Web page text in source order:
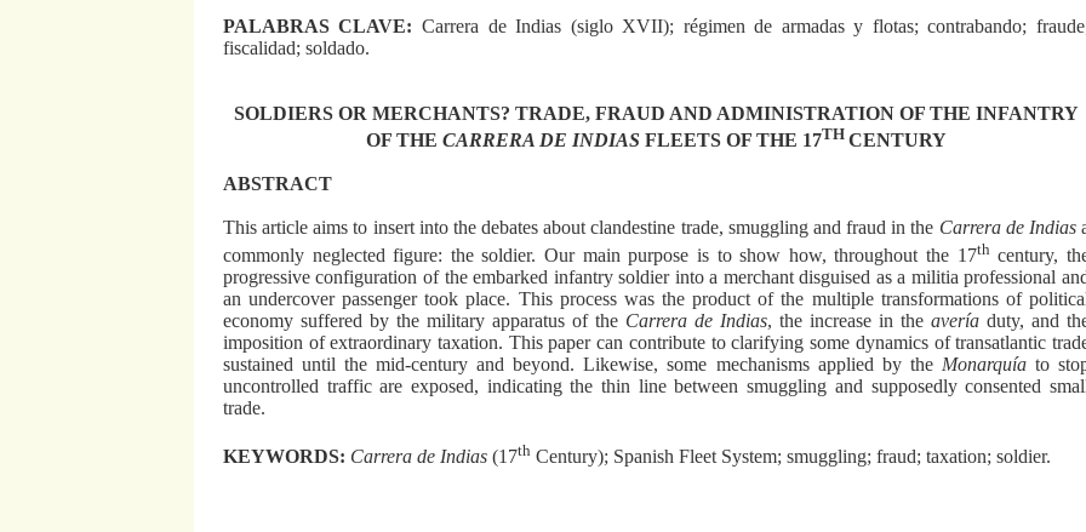
PALABRAS CLAVE: Carrera de Indias (siglo XVII); régimen de armadas y flotas; contrabando;
fiscalidad; soldado.
SOLDIERS OR MERCHANTS? TRADE, FRAUD AND ADMINISTRATION OF THE INFANTRY
OF THE CARRERA DE INDIAS FLEETS OF THE 17TH CENTURY
ABSTRACT
This article aims to insert into the debates about clandestine trade, smuggling and fraud in the Carrera de Indias
commonly neglected figure: the soldier.Our main purpose is to show how, throughout the 17thcentury,
progressive configuration of the embarked infantry soldier into a merchant disguised as a militia professional
an undercover passenger took place. This process was the product of the multiple transformations of
economy suffered by the military apparatus of the Carrera de Indias, the increase in the avería duty, and
imposition of extraordinary taxation. This paper can contribute to clarifying some dynamics of transatlantic
sustained until the mid-century and beyond. Likewise, some mechanisms applied by the Monarquíato
uncontrolled traffic are exposed, indicating the thin line between smuggling and supposedly consented
trade.
KEYWORDS: Carrera de Indias (17thCentury); Spanish Fleet System; smuggling; fraud; taxation; soldier.